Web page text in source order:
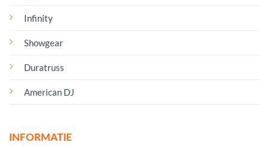
Infinity
Showgear
Duratruss
American DJ
INFORMATIE